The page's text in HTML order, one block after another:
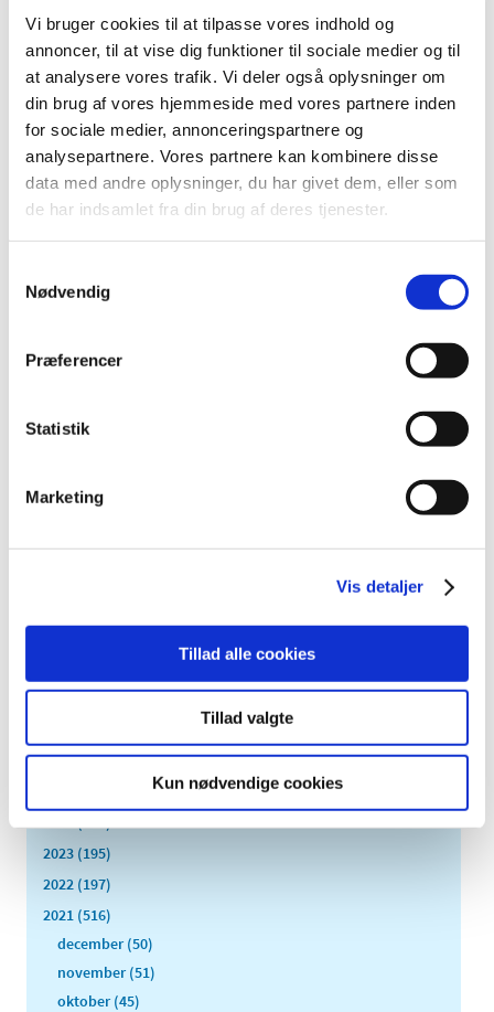
Vi bruger cookies til at tilpasse vores indhold og
annoncer, til at vise dig funktioner til sociale medier og til
at analysere vores trafik. Vi deler også oplysninger om
din brug af vores hjemmeside med vores partnere inden
for sociale medier, annonceringspartnere og
analysepartnere. Vores partnere kan kombinere disse
data med andre oplysninger, du har givet dem, eller som
de har indsamlet fra din brug af deres tjenester.
Nødvendig
Præferencer
Statistik
Marketing
Vis detaljer
Tillad alle cookies
Tillad valgte
Kun nødvendige cookies
formodede bivirkninger ved Comirnaty
(Pfizer/BioNTech), uge 31
|5. august 2021|
Lægemiddelstyrelsen har behandlet i alt 7.815
indberetninger om formodede bivirkninger ved
Status på behandlede indberetninger om
formodede bivirkninger ved Vaxzevria
(AstraZeneca), uge 31
Lægemiddelstyrelsen har behandlet i alt 3.683
Der er i øjeblikket problemer med forsyningen af
|4. august 2021|
Alle (2506)
2026 (84)
2023 (195)
2022 (197)
2021 (516)
december (50)
november (51)
oktober (45)